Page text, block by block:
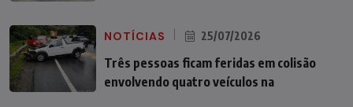
NOTÍCIAS 25/07/2026
Três pessoas ficam feridas em colisão
envolvendo quatro veículos na